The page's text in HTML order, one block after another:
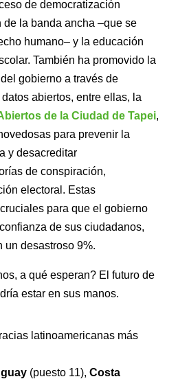
de democratización
la banda ancha –que se
humano– y la educación
También ha promovido la
gobierno a través de
abiertos, entre ellas, la
de la Ciudad de Tapei,
para prevenir la
y desacreditar
de conspiración,
electoral. Estas
para que el gobierno
de sus ciudadanos,
un desastroso 9%.
a qué esperan? El futuro de
estar en sus manos.
latinoamericanas más
(puesto 11), Costa